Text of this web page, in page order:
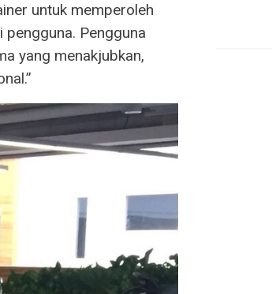
untuk memperoleh
Pengguna
yang menakjubkan,